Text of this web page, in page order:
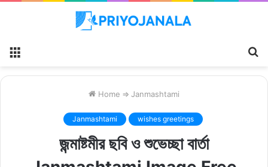
Home ⇒ Janmashtami
Janmashtami wishes greetings
জন্মাষ্টমীর ছবি ও শুভেচ্ছা বার্তা